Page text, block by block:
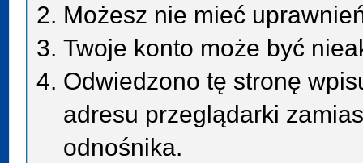
Możesz nie mieć
Twoje konto może być
Odwiedzono tę stronę
adresu przeglądarki
odnośnika.